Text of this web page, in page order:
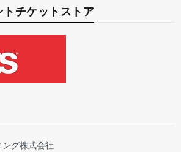
チケットストア
グ株式会社